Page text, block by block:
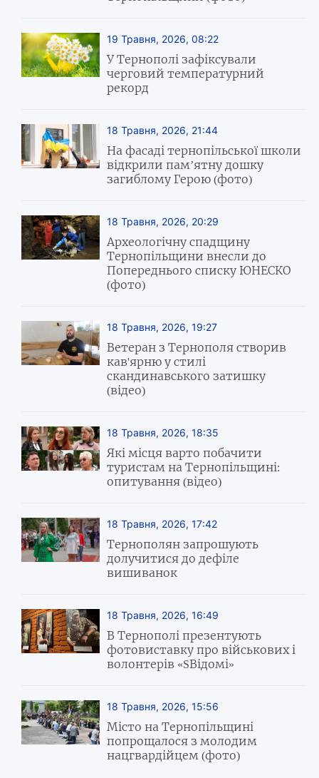
19 Травня, 2026, 08:22
У Тернополі зафіксували
черговий температурний
рекорд
18 Травня, 2026, 21:44
На фасаді тернопільської школи
відкрили пам’ятну дошку
загиблому Герою (фото)
18 Травня, 2026, 20:29
Археологічну спадщину
Тернопільщини внесли до
Попереднього списку ЮНЕСКО
(фото)
18 Травня, 2026, 19:27
Ветеран з Тернополя створив
кав'ярню у стилі
скандинавського затишку
(відео)
18 Травня, 2026, 18:35
Які місця варто побачити
туристам на Тернопільщині:
опитування (відео)
18 Травня, 2026, 17:42
Тернополян запрошують
долучитися до дефіле
вишиванок
18 Травня, 2026, 16:49
В Тернополі презентують
фотовиставку про військових і
волонтерів «SВідомі»
18 Травня, 2026, 15:56
Місто на Тернопільщині
попрощалося з молодим
нацгвардійцем (фото)